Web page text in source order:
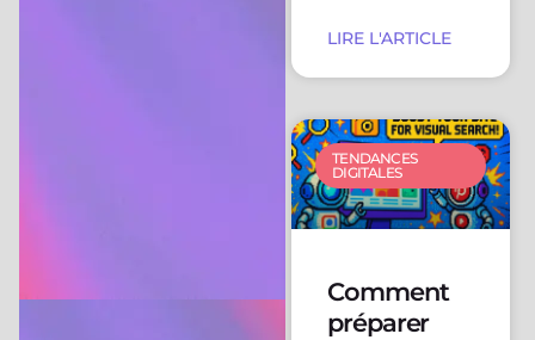
LIRE L'ARTICLE
TENDANCES
DIGITALES
Comment
préparer